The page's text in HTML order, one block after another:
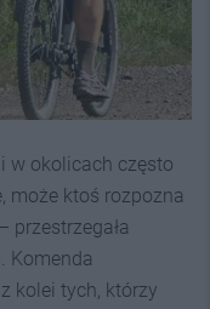
w okolicach często
może ktoś rozpozna
przestrzegała
Komenda
kolei tych, którzy